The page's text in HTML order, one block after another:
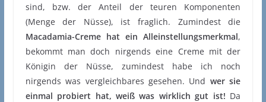
sind, bzw. der Anteil der teuren Komponenten
(Menge der Nüsse), ist fraglich. Zumindest die
Macadamia-Creme hat ein Alleinstellungsmerkmal,
bekommt man doch nirgends eine Creme mit der
Königin der Nüsse, zumindest habe ich noch
nirgends was vergleichbares gesehen. Und wer sie
einmal probiert hat, weiß was wirklich gut ist! Da